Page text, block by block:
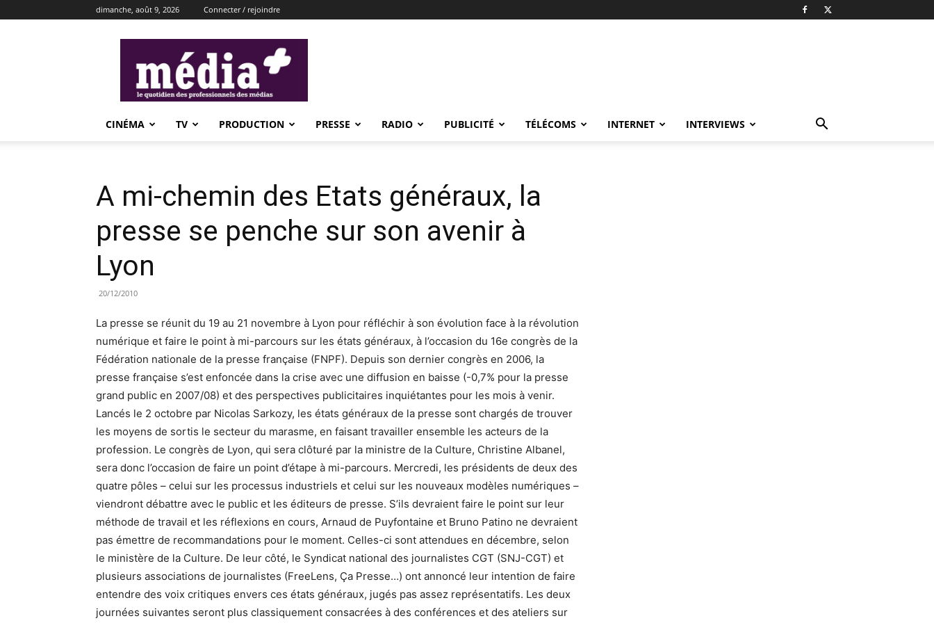
dimanche, août 9, 2026 Connecter / rejoindre
CINÉMA TV PRODUCTION PRESSE RADIO PUBLICITÉ TÉLÉCOMS INTERNET INTERVIEWS
A mi-chemin des Etats généraux, la
presse se penche sur son avenir à
Lyon
20/12/2010
La presse se réunit du 19 au 21 novembre à Lyon pour réfléchir à son évolution face à la révolution
numérique et faire le point à mi-parcours sur les états généraux, à l’occasion du 16e congrès de la
Fédération nationale de la presse française (FNPF). Depuis son dernier congrès en 2006, la
presse française s’est enfoncée dans la crise avec une diffusion en baisse (-0,7% pour la presse
grand public en 2007/08) et des perspectives publicitaires inquiétantes pour les mois à venir.
Lancés le 2 octobre par Nicolas Sarkozy, les états généraux de la presse sont chargés de trouver
les moyens de sortis le secteur du marasme, en faisant travailler ensemble les acteurs de la
profession. Le congrès de Lyon, qui sera clôturé par la ministre de la Culture, Christine Albanel,
sera donc l’occasion de faire un point d’étape à mi-parcours. Mercredi, les présidents de deux des
quatre pôles – celui sur les processus industriels et celui sur les nouveaux modèles numériques –
viendront débattre avec le public et les éditeurs de presse. S’ils devraient faire le point sur leur
méthode de travail et les réflexions en cours, Arnaud de Puyfontaine et Bruno Patino ne devraient
pas émettre de recommandations pour le moment. Celles-ci sont attendues en décembre, selon
le ministère de la Culture. De leur côté, le Syndicat national des journalistes CGT (SNJ-CGT) et
plusieurs associations de journalistes (FreeLens, Ça Presse…) ont annoncé leur intention de faire
entendre des voix critiques envers ces états généraux, jugés pas assez représentatifs. Les deux
journées suivantes seront plus classiquement consacrées à des conférences et des ateliers sur